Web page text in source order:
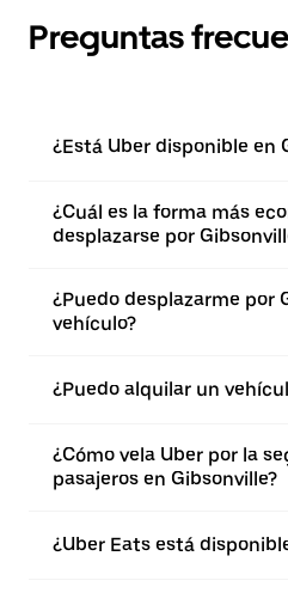
Preguntas
¿Está Uber disponible en
¿Cuál es la forma más
desplazarse por
¿Puedo desplazarme por
vehículo?
¿Puedo alquilar un
¿Cómo vela Uber por la
pasajeros en Gibsonville?
¿Uber Eats está